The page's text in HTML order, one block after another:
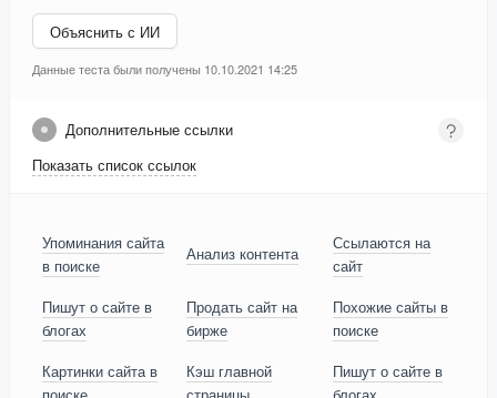
Объяснить с ИИ
Данные теста были получены 10.10.2021 14:25
Дополнительные ссылки
Показать список ссылок
Упоминания сайта
в поиске
Анализ контента
Ссылаются на
сайт
Пишут о сайте в
блогах
Продать сайт на
бирже
Похожие сайты в
поиске
Картинки сайта в
Кэш главной
Пишут о сайте в